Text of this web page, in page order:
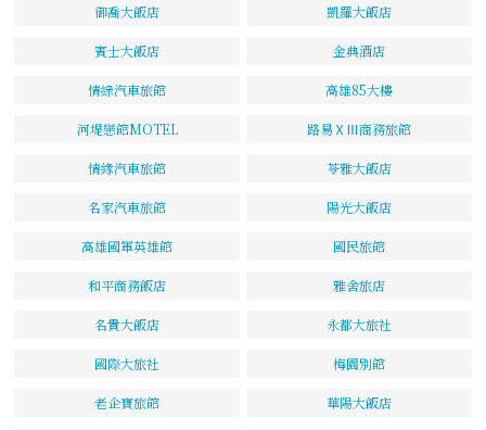
御喬大飯店 凱羅大飯店
賓士大飯店 金典酒店
情綠汽車旅館 高雄85大樓
河堤戀館MOTEL 路易ⅩⅢ商務旅館
情緣汽車旅館 苓雅大飯店
名家汽車旅館 陽光大飯店
高雄國軍英雄館 國民旅館
和平商務飯店 雅舍旅店
名貴大飯店 永都大旅社
國際大旅社 梅園別館
老企寶旅館 華陽大飯店